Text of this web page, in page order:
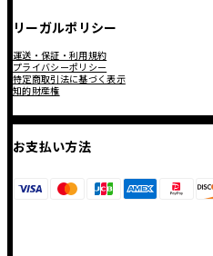
リーガルポリシー
運送・保証・利用規約
プライバシーポリシー
特定商取引法に基づく表示
知的財産権
お支払い方法